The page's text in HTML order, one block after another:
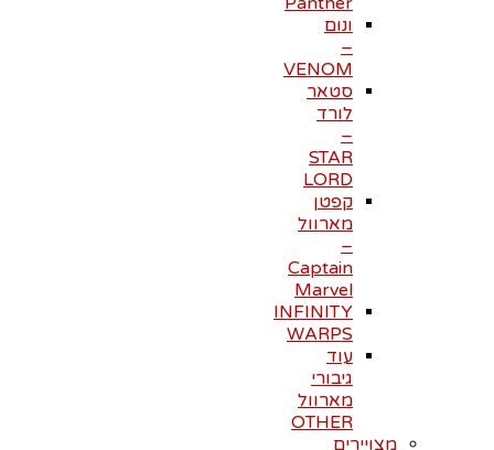
ונום
–
VENOM
סטאר
לורד
–
STAR
LORD
קפטן
מארוול
–
Captain
Marvel
INFINITY
WARPS
עוד
גיבורי
מארוול
OTHER
מצויירים